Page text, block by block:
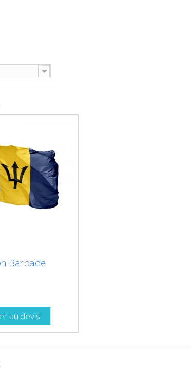
Barbade
au devis